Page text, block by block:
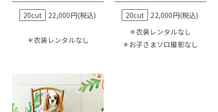
20cut 22,000円(税込)
＊衣装レンタルなし
20cut
22,000円(税込)
＊衣装レンタルなし
＊お子さまソロ撮影なし